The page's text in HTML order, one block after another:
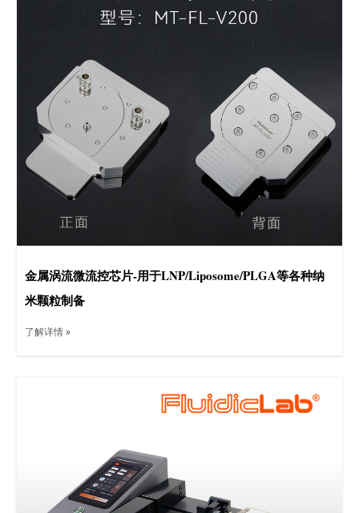
金属涡流微流控芯片-用于LNP/Liposome/PLGA等各种纳
米颗粒制备
了解详情 »